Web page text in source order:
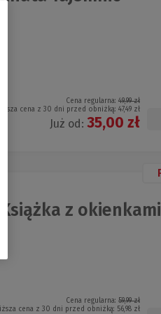
Cena regularna: 49,99 zł
cena z 30 dni przed obniżką: 47,49 zł
Już od: 35,00 zł
z
Cena regularna: 59,99 zł
cena z 30 dni przed obniżką: 56,98 zł